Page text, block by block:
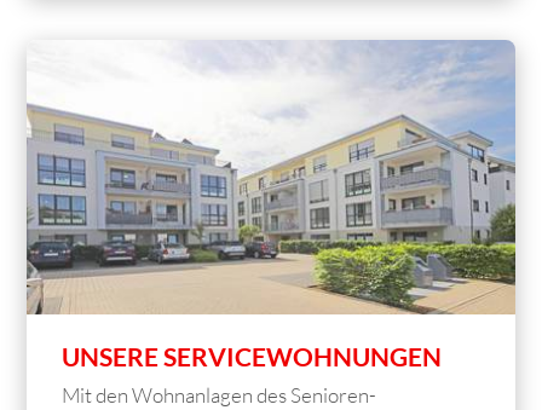
UNSERE SERVICEWOHNUNGEN
Mit den Wohnanlagen des Senioren-